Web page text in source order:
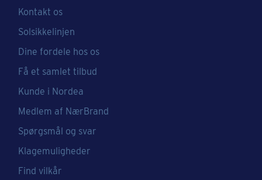
Kontakt os
Solsikkelinjen
Dine fordele hos os
Få et samlet tilbud
Kunde i Nordea
Medlem af NærBrand
Spørgsmål og svar
Klagemuligheder
Find vilkår